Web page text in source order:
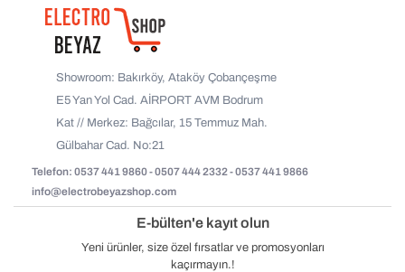
Showroom: Bakırköy, Ataköy Çobançeşme
E5 Yan Yol Cad. AİRPORT AVM Bodrum
Kat // Merkez: Bağcılar, 15 Temmuz Mah.
Gülbahar Cad. No:21
Telefon: 0537 441 9860 - 0507 444 2332 - 0537 441 9866
info@electrobeyazshop.com
E-bülten'e kayıt olun
Yeni ürünler, size özel fırsatlar ve promosyonları
kaçırmayın.!